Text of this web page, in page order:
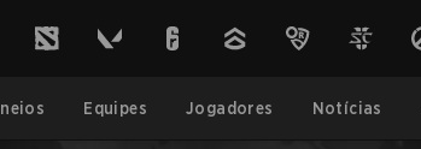
Equipes Jogadores Notícias